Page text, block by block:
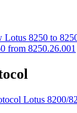
8250 to
from 8250.26.001
Lotus 8200/